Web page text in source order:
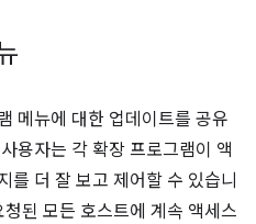
메뉴에 대한 업데이트를 공유
용자는 각 확장 프로그램이 액
를 더 잘 보고 제어할 수 있습니
된 모든 호스트에 계속 액세스